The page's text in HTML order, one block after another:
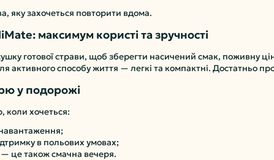
яку захочеться повторити вдома.
максимум користі та зручності
готової страви, щоб зберегти насичений смак, поживну
активного способу життя — легкі та компактні. Достатньо
у подорожі
коли хочеться:
навантаження;
в польових умовах;
це також смачна вечеря.